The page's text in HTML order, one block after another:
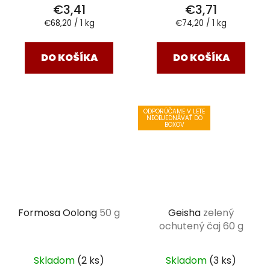
€3,41
Jednotková
€68,20 / 1 kg
DO KOŠÍKA
€3,71
Jednotková
€74,20 / 1 kg
DO KOŠÍKA
Formosa Oolong 50 g
Skladom (2 ks)
ODPORÚČAME V LETE
NEOBJEDNÁVAŤ DO
BOXOV
Geisha zelený
ochutený čaj 60 g
Skladom (3 ks)